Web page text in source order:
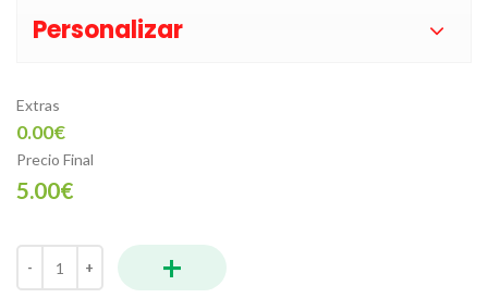
Personalizar
Extras
0.00€
Precio Final
5.00€
Focaccia Mixta cantidad+